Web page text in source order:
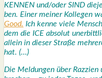
KENNEN und/oder SIND
ben. Einer mei­ner Kol­le­gen
Good. Ich ken­ne vie­le
dem die ICE abso­lut
allein in die­ser Stra­ße
hat. (…)
Die Mel­dun­gen über